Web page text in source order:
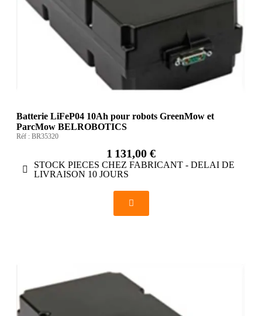
Batterie LiFeP04 10Ah pour robots GreenMow et
ParcMow BELROBOTICS
Réf : BR35320
1 131,00 €
STOCK PIECES CHEZ FABRICANT - DELAI DE
LIVRAISON 10 JOURS